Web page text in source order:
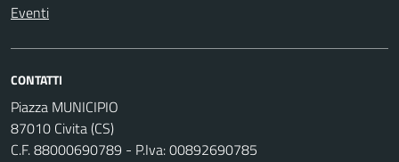
Eventi
CONTATTI
Piazza MUNICIPIO
87010 Civita (CS)
C.F. 88000690789 - P.Iva: 00892690785